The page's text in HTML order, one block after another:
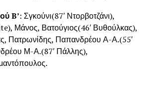
B’: Σγκούνι(87′ Ντορβοτζάνι),
Μάνος, Βατούγιος(46′ Βυθούλκας),
Πατρωνίδης, Παπανδρέου Α-Α.(55′
Μ-Α.(87′ Πάλλης),